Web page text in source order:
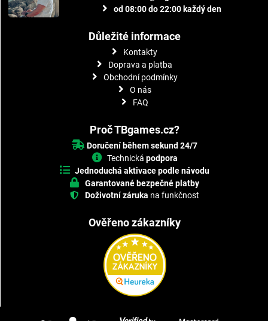
od 08:00 do 22:00 každý den
Důležité informace
Kontakty
Doprava a platba
Obchodní podmínky
O nás
FAQ
Proč TBgames.cz?
Doručení během sekund 24/7
Technická podpora
Jednoduchá aktivace podle návodu
Garantované bezpečné platby
Doživotní záruka na funkčnost
Ověřeno zákazníky